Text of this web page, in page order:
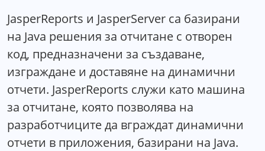
JasperReports и JasperServer са базирани
на Java решения за отчитане с отворен
код, предназначени за създаване,
изграждане и доставяне на динамични
отчети. JasperReports служи като машина
за отчитане, която позволява на
разработчиците да вграждат динамични
отчети в приложения, базирани на Java.